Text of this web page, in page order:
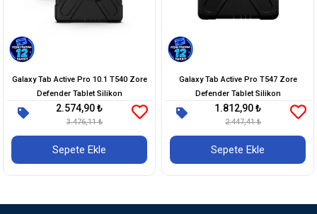
Galaxy Tab Active Pro 10.1 T540 Zore
Defender Tablet Silikon
2.574,90 ₺
3.476,11 ₺
Sepete Ekle
Galaxy Tab Active Pro T547 Zore
Defender Tablet Silikon
1.812,90 ₺
2.447,41 ₺
Sepete Ekle